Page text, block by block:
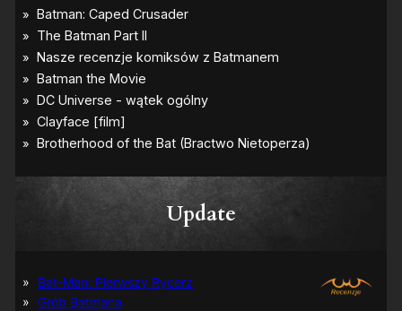
Update
Bat-Man: Pierwszy Rycerz
Grób Batmana